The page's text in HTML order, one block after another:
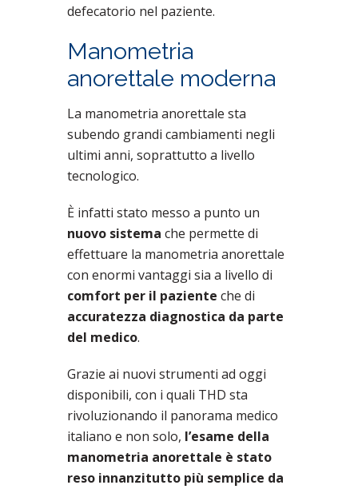
defecatorio nel paziente.
Manometria
anorettale moderna
La manometria anorettale sta
subendo grandi cambiamenti negli
ultimi anni, soprattutto a livello
tecnologico.
È infatti stato messo a punto un
nuovo sistema che permette di
effettuare la manometria anorettale
con enormi vantaggi sia a livello di
comfort per il paziente che di
accuratezza diagnostica da parte
del medico.
Grazie ai nuovi strumenti ad oggi
disponibili, con i quali THD sta
rivoluzionando il panorama medico
italiano e non solo, l’esame della
manometria anorettale è stato
reso innanzitutto più semplice da